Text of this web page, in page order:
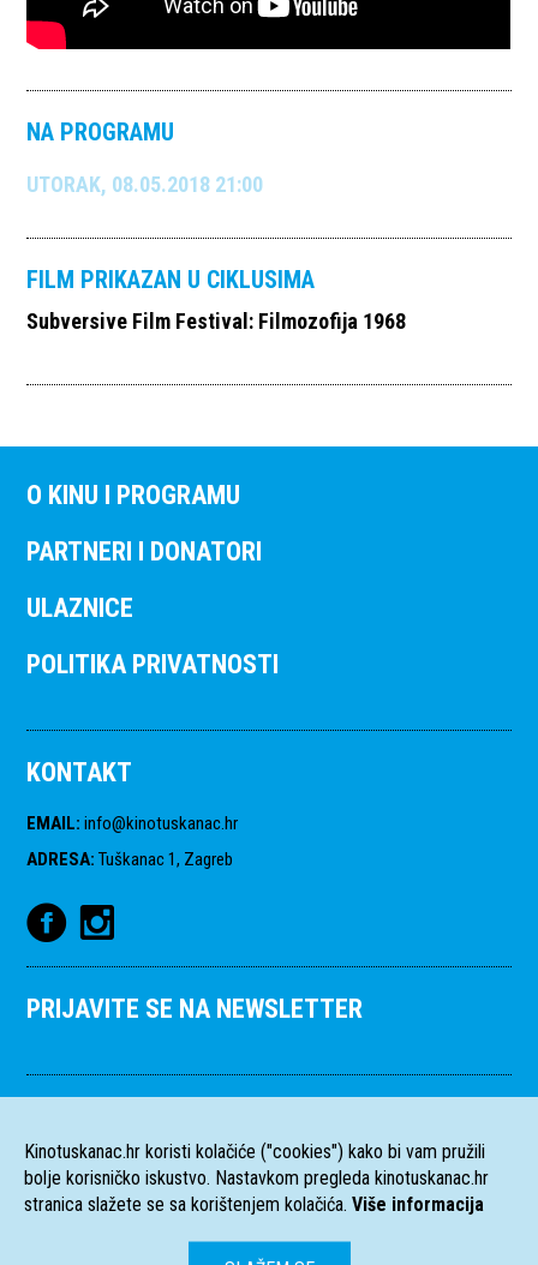
NA PROGRAMU
UTORAK, 08.05.2018 21:00
FILM PRIKAZAN U CIKLUSIMA
Subversive Film Festival: Filmozofija 1968
O KINU I PROGRAMU
PARTNERI I DONATORI
ULAZNICE
POLITIKA PRIVATNOSTI
KONTAKT
EMAIL: info@kinotuskanac.hr
ADRESA: Tuškanac 1, Zagreb
PRIJAVITE SE NA NEWSLETTER
Kinotuskanac.hr koristi kolačiće ("cookies") kako bi vam pružili
bolje korisničko iskustvo. Nastavkom pregleda kinotuskanac.hr
stranica slažete se sa korištenjem kolačića. Više informacija